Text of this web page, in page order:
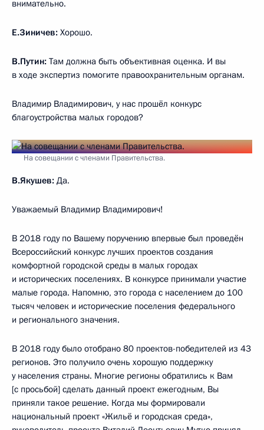
внимательно.
Е.Зиничев: Хорошо.
В.Путин: Там должна быть объективная оценка. И вы
в ходе экспертиз помогите правоохранительным органам.
Владимир Владимирович, у нас прошёл конкурс
благоустройства малых городов?
На совещании с членами Правительства.
В.Якушев: Да.
Уважаемый Владимир Владимирович!
В 2018 году по Вашему поручению впервые был проведён
Всероссийский конкурс лучших проектов создания
комфортной городской среды в малых городах
и исторических поселениях. В конкурсе принимали участие
малые города. Напомню, это города с населением до 100
тысяч человек и исторические поселения федерального
и регионального значения.
В 2018 году было отобрано 80 проектов-победителей из 43
регионов. Это получило очень хорошую поддержку
у населения страны. Многие регионы обратились к Вам
[с просьбой] сделать данный проект ежегодным, Вы
приняли такое решение. Когда мы формировали
национальный проект «Жильё и городская среда»,